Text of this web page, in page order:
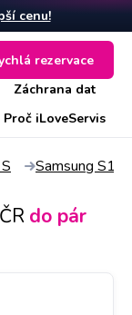
cenu!
Záchrana dat
Proč iLoveServis
rezervace
Samsung S10
do pár